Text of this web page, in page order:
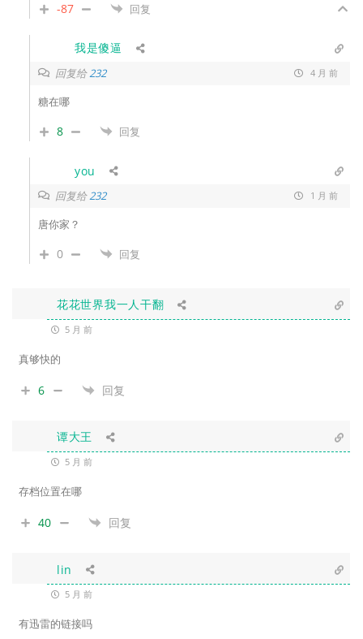
-87 回复
我是傻逼
回复给232 4 月 前
糖在哪
8 回复
you
回复给232 1 月 前
唐你家？
0 回复
花花世界我一人干翻
5 月 前
真够快的
6 回复
谭大王
5 月 前
存档位置在哪
40 回复
lin
5 月 前
有迅雷的链接吗